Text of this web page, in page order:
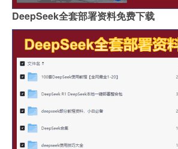
DeepSeek全套部署资料免费下载